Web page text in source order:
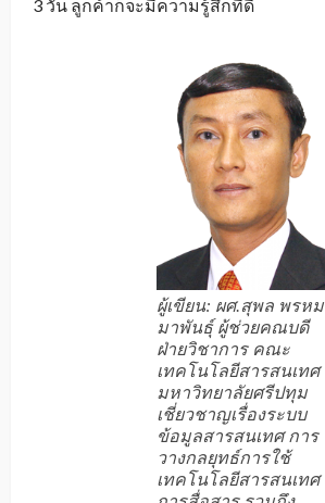
3 วัน ลูกค้าก็จะมีความรู้สึกที่ดี
ผู้เขียน: ผศ.สุพล พรหม
มาพันธุ์ ผู้ช่วยคณบดี
ฝ่ายวิชาการ คณะ
เทคโนโลยีสารสนเทศ
มหาวิทยาลัยศรีปทุม
เชี่ยวชาญเรื่องระบบ
ข้อมูลสารสนเทศ การ
วางกลยุทธ์การใช้
เทคโนโลยีสารสนเทศ